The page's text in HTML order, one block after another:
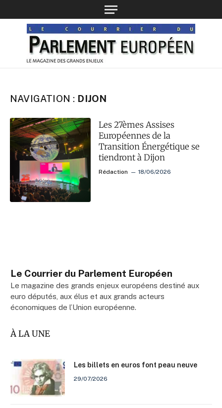
NAVIGATION : DIJON
Les 27èmes Assises
Européennes de la
Transition Énergétique se
tiendront à Dijon
Rédaction 18/06/2026
Le Courrier du Parlement Européen
Le magazine des grands enjeux européens destiné aux
euro députés, aux élus et aux grands acteurs
économiques de l’Union européenne.
À LA UNE
Les billets en euros font peau neuve
29/07/2026